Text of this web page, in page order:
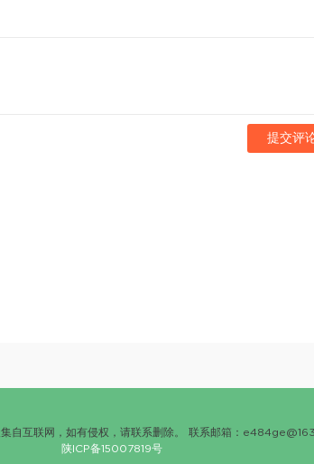
提交评
自互联网，如有侵权，请联系删除。 联系邮箱：
陕ICP备15007819号